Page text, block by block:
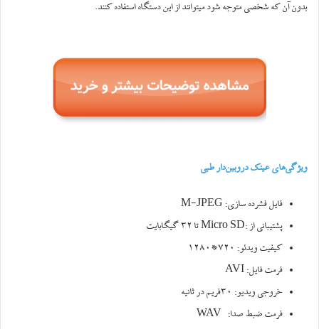
بدون آن که شخصی متوجه شود میتوانند از این دستگاه استفاده کنند.
ویژگی‌های عینک دروبین‌دار طبی
فایل فشرده سازی: M-JPEG
پشتیبانی از :Micro SD تا ۳۲ گیگابایت
کیفیت ویدئو: ۷۲۰*۱۲۸۰
فرمت فایل: AVI
خروجی ویدیو: ۳۰فریم در ثانیه
فرمت ضبط صدا: WAV